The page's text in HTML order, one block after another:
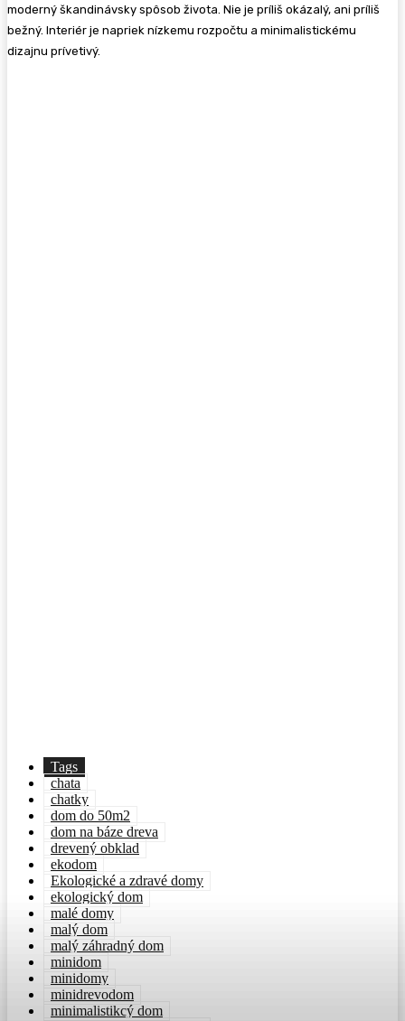
moderný škandinávsky spôsob života. Nie je príliš okázalý, ani príliš
bežný. Interiér je napriek nízkemu rozpočtu a minimalistickému
dizajnu prívetivý.
Tags
chata
chatky
dom do 50m2
dom na báze dreva
drevený obklad
ekodom
Ekologické a zdravé domy
ekologický dom
malé domy
malý dom
malý záhradný dom
minidom
minidomy
minidrevodom
minimalistikcý dom